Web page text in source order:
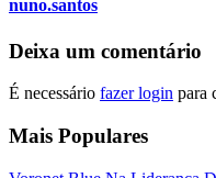
nuno.santos
Deixa um comentário
É necessário fazer login para
Mais Populares